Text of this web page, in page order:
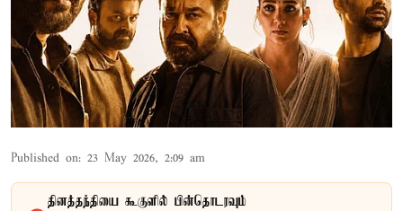
Published on: 23 May 2026, 2:09 am
தினத்தந்தியை கூகுளில் பின்தொடரவும்